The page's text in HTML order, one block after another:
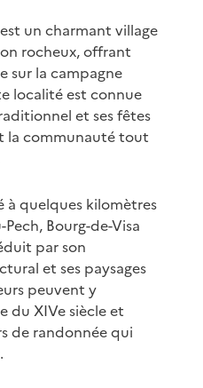
un charmant village
rocheux, offrant
sur la campagne
localité est connue
et ses fêtes
la communauté tout
à quelques kilomètres
Bourg-de-Visa
par son
et ses paysages
peuvent y
du XIVe siècle et
de randonnée qui